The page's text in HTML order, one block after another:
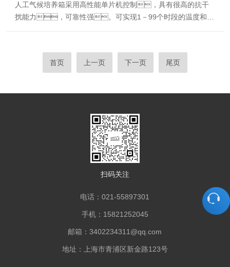
人工气候培养箱采用高性能单片机控制，具有很高的抗干
扰能力，可靠性强。可实现1－99个时段的温度和光
首页 上一页 下一页 尾页
扫码关注
电话：021-55897301
手机：15821252045
邮箱：3402234311@qq.com
地址：上海市青浦区新金路123号